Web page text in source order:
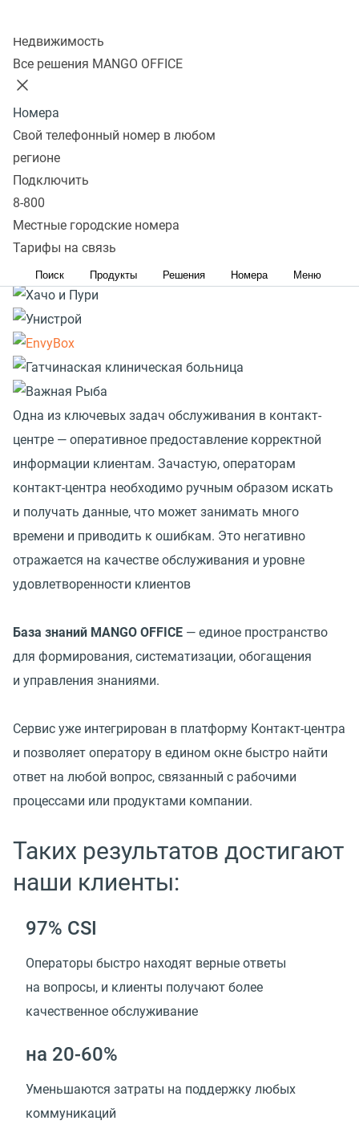
Недвижимость
Все решения MANGO OFFICE
Номера
Свой телефонный номер в любом
регионе
Подключить
8-800
Местные городские номера
Тарифы на связь
Поиск Продукты Решения Номера Меню
Одна из ключевых задач обслуживания в контакт-
центре — оперативное предоставление корректной
информации клиентам. Зачастую, операторам
контакт-центра необходимо ручным образом искать
и получать данные, что может занимать много
времени и приводить к ошибкам. Это негативно
отражается на качестве обслуживания и уровне
удовлетворенности клиентов
База знаний MANGO OFFICE — единое пространство
для формирования, систематизации, обогащения
и управления знаниями.
Сервис уже интегрирован в платформу Контакт-центра
и позволяет оператору в едином окне быстро найти
ответ на любой вопрос, связанный с рабочими
процессами или продуктами компании.
Таких результатов достигают
наши клиенты:
97% CSI
Операторы быстро находят верные ответы
на вопросы, и клиенты получают более
качественное обслуживание
на 20-60%
Уменьшаются затраты на поддержку любых
коммуникаций